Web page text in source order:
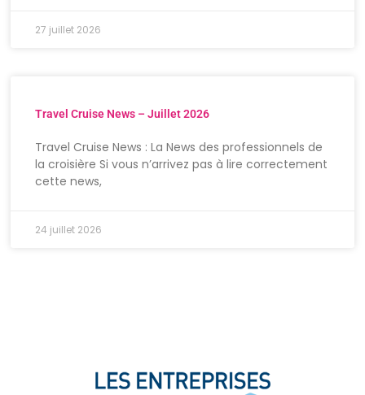
27 juillet 2026
Travel Cruise News – Juillet 2026
Travel Cruise News : La News des professionnels de
la croisière Si vous n’arrivez pas à lire correctement
cette news,
24 juillet 2026